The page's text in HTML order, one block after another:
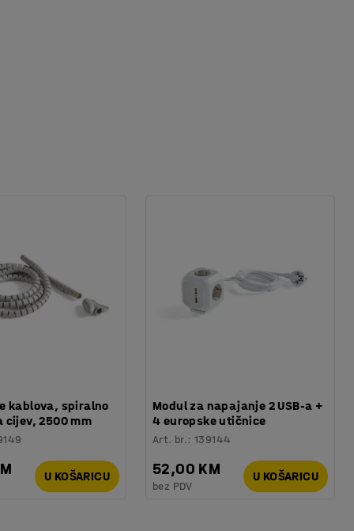
kablova, spiralno
cijev, 2500 mm
U KOŠARICU
Modul za napajanje 2 USB-a +
4 europske utičnice
Art. br.:139144
52,00 KM
bez PDV
U KOŠARICU